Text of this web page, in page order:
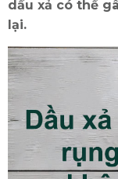
dầu xả có thể
lại.